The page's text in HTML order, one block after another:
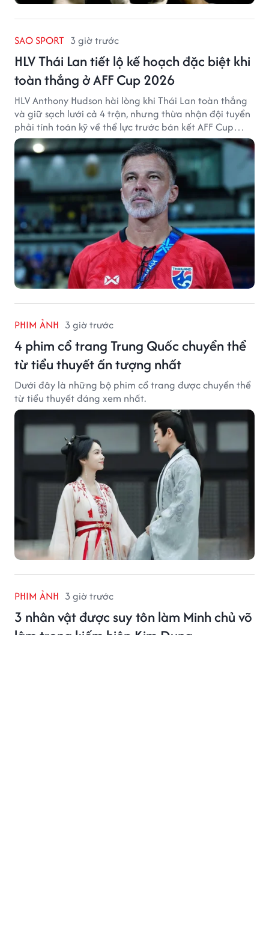
SAO SPORT 3 giờ trước
HLV Thái Lan tiết lộ kế hoạch đặc biệt khi
toàn thắng ở AFF Cup 2026
HLV Anthony Hudson hài lòng khi Thái Lan toàn thắng
và giữ sạch lưới cả 4 trận, nhưng thừa nhận đội tuyển
phải tính toán kỹ về thể lực trước bán kết AFF Cup
2026.
PHIM ẢNH 3 giờ trước
4 phim cổ trang Trung Quốc chuyển thể
từ tiểu thuyết ấn tượng nhất
Dưới đây là những bộ phim cổ trang được chuyển thể
từ tiểu thuyết đáng xem nhất.
PHIM ẢNH 3 giờ trước
3 nhân vật được suy tôn làm Minh chủ võ
lâm trong kiếm hiệp Kim Dung